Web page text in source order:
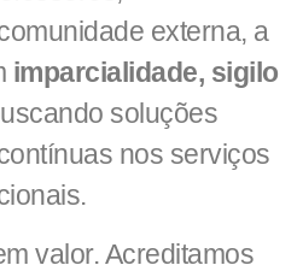
externa, a
imparcialidade, sigilo
soluções
nos serviços
valor. Acreditamos